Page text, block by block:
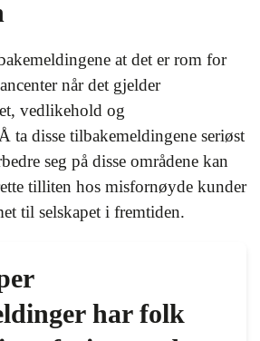
at det er rom for
når det gjelder
vedlikehold og
ta disse tilbakemeldingene seriøst
seg på disse områdene kan
tilliten hos misfornøyde kunder
til selskapet i fremtiden.
har folk